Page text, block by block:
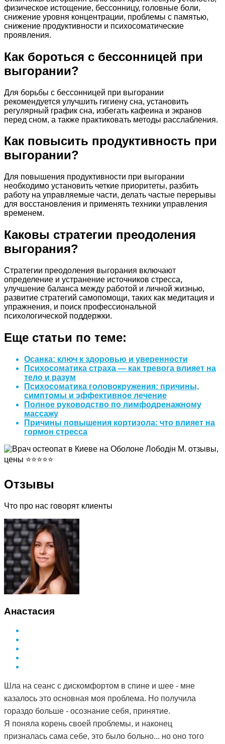
физическое истощение, бессонницу, головные боли,
снижение уровня концентрации, проблемы с памятью,
снижение продуктивности и психосоматические
проявления.
Как бороться с бессонницей при
выгорании?
Для борьбы с бессонницей при выгорании
рекомендуется улучшить гигиену сна, установить
регулярный график сна, избегать кафеина и экранов
перед сном, а также практиковать методы расслабления.
Как повысить продуктивность при
выгорании?
Для повышения продуктивности при выгорании
необходимо установить четкие приоритеты, разбить
работу на управляемые части, делать частые перерывы
для восстановления и применять техники управления
временем.
Каковы стратегии преодоления
выгорания?
Стратегии преодоления выгорания включают
определение и устранение источников стресса,
улучшение баланса между работой и личной жизнью,
развитие стратегий самопомощи, таких как медитация и
упражнения, и поиск профессиональной
психологической поддержки.
Еще статьи по теме:
Осанка: ключ к здоровью и уверенности
Психосоматика страха — как тревога влияет на
тело и разум
Психосоматика головокружения: причины,
симптомы и эффективное лечение
Полное руководство по лимфодренажному
массажу
Причины повышения кортизола: что влияет на
гормон стресса
Отзывы
Что про нас говорят клиенты
Анастасия
Шла на сеанс с дискомфортом в спине и шее - мне
казалось это основная моя проблема. Но получила
гораздо больше - осознание себя, принятие.
Я поняла корень своей проблемы, и наконец
призналась сама себе, это было больно... но оно того